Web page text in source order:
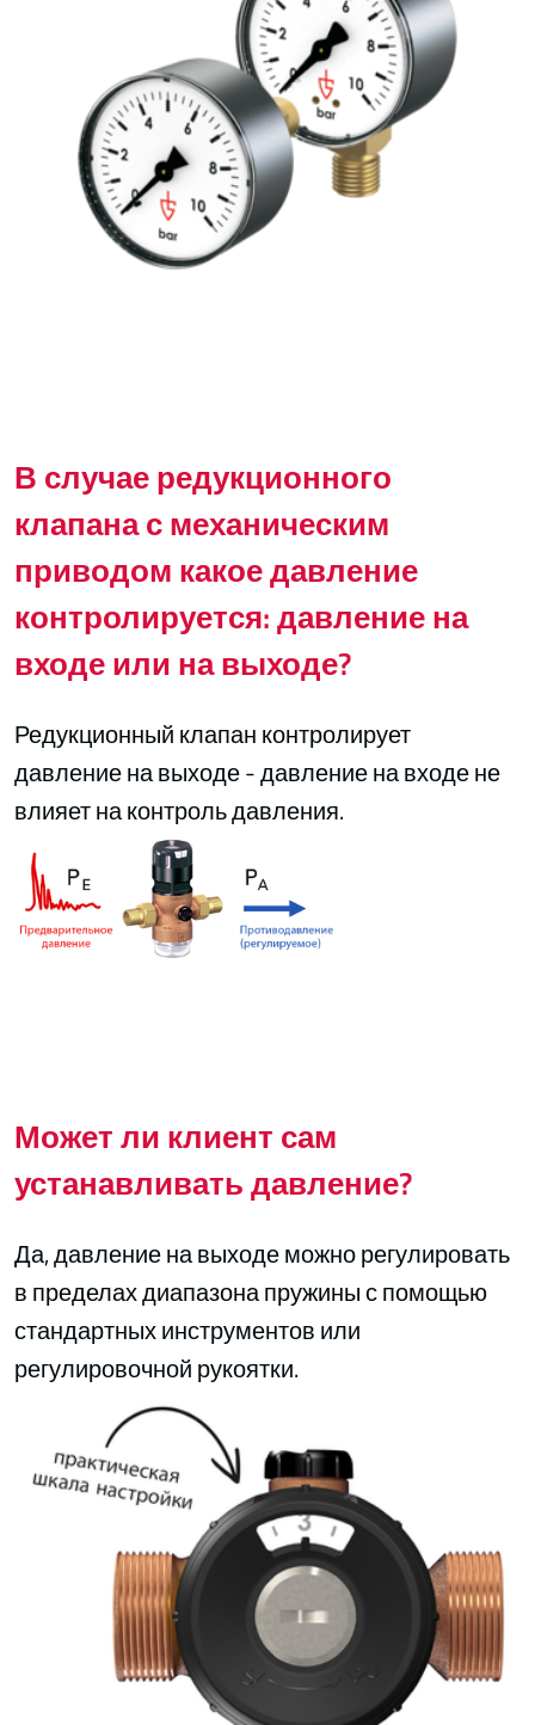
В случае редукционного
клапана с механическим
приводом какое давление
контролируется: давление на
входе или на выходе?
Редукционный клапан контролирует
давление на выходе - давление на входе не
влияет на контроль давления.
Может ли клиент сам
устанавливать давление?
Да, давление на выходе можно регулировать
в пределах диапазона пружины с помощью
стандартных инструментов или
регулировочной рукоятки.